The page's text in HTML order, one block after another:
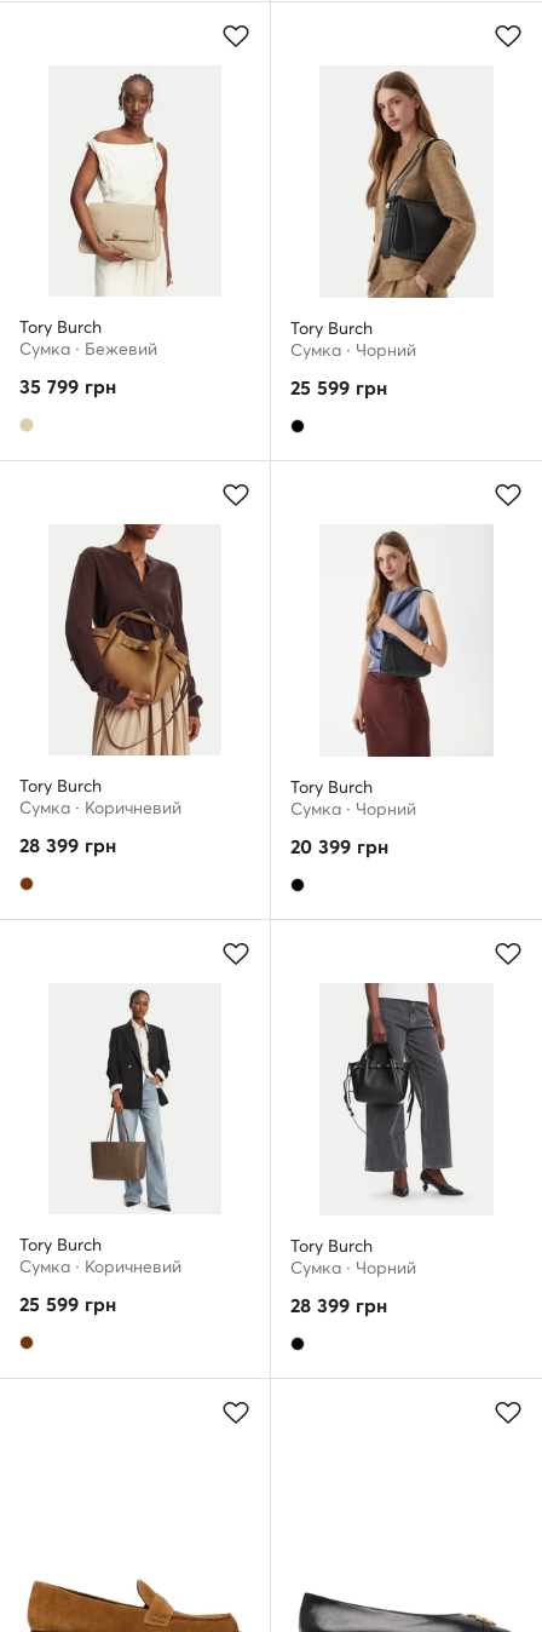
Tory Burch
Сумка · Бежевий
35 799 грн
Tory Burch
Сумка · Чорний
25 599 грн
Tory Burch
Сумка · Коричневий
28 399 грн
Tory Burch
Сумка · Чорний
20 399 грн
Tory Burch
Сумка · Коричневий
25 599 грн
Tory Burch
Сумка · Чорний
28 399 грн